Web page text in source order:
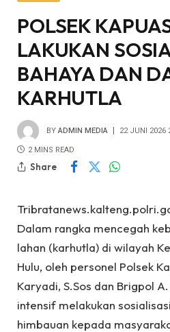
POLSEK
LAKUKAN
BAHAYA DAN
KARHUTLA
BY ADMIN MEDIA 22 JUNI 2026
2 MINS READ
Share
Dalam rangka mencegah
lahan (karhutla) di wilayah
Hulu, oleh personel Polsek
Karyadi, S.Sos dan Brigpol
intensif melakukan
himbauan kepada